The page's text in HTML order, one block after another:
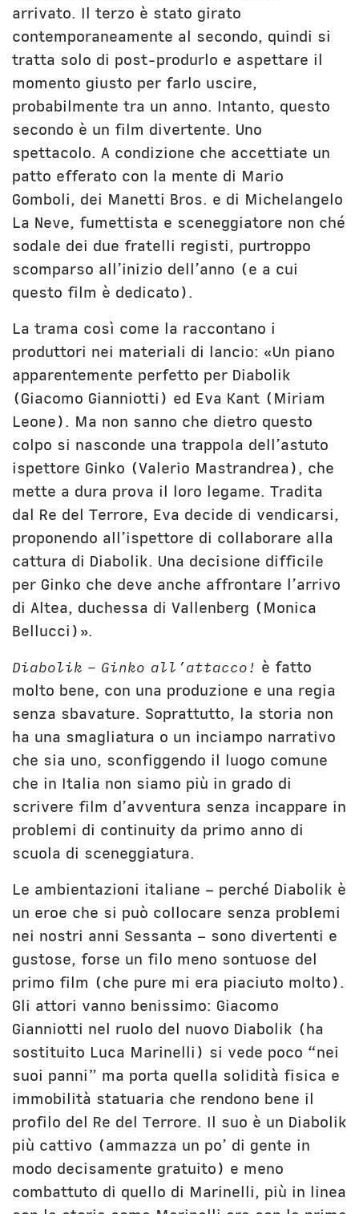
arrivato. Il terzo è stato girato
contemporaneamente al secondo, quindi si
tratta solo di post-produrlo e aspettare il
momento giusto per farlo uscire,
probabilmente tra un anno. Intanto, questo
secondo è un film divertente. Uno
spettacolo. A condizione che accettiate un
patto efferato con la mente di Mario
Gomboli, dei Manetti Bros. e di Michelangelo
La Neve, fumettista e sceneggiatore non ché
sodale dei due fratelli registi, purtroppo
scomparso all’inizio dell’anno (e a cui
questo film è dedicato).
La trama così come la raccontano i
produttori nei materiali di lancio: «Un piano
apparentemente perfetto per Diabolik
(Giacomo Gianniotti) ed Eva Kant (Miriam
Leone). Ma non sanno che dietro questo
colpo si nasconde una trappola dell’astuto
ispettore Ginko (Valerio Mastrandrea), che
mette a dura prova il loro legame. Tradita
dal Re del Terrore, Eva decide di vendicarsi,
proponendo all’ispettore di collaborare alla
cattura di Diabolik. Una decisione difficile
per Ginko che deve anche affrontare l’arrivo
di Altea, duchessa di Vallenberg (Monica
Bellucci)».
Diabolik – Ginko all’attacco! è fatto
molto bene, con una produzione e una regia
senza sbavature. Soprattutto, la storia non
ha una smagliatura o un inciampo narrativo
che sia uno, sconfiggendo il luogo comune
che in Italia non siamo più in grado di
scrivere film d’avventura senza incappare in
problemi di continuity da primo anno di
scuola di sceneggiatura.
Le ambientazioni italiane – perché Diabolik è
un eroe che si può collocare senza problemi
nei nostri anni Sessanta – sono divertenti e
gustose, forse un filo meno sontuose del
primo film (che pure mi era piaciuto molto).
Gli attori vanno benissimo: Giacomo
Gianniotti nel ruolo del nuovo Diabolik (ha
sostituito Luca Marinelli) si vede poco “nei
suoi panni” ma porta quella solidità fisica e
immobilità statuaria che rendono bene il
profilo del Re del Terrore. Il suo è un Diabolik
più cattivo (ammazza un po’ di gente in
modo decisamente gratuito) e meno
combattuto di quello di Marinelli, più in linea